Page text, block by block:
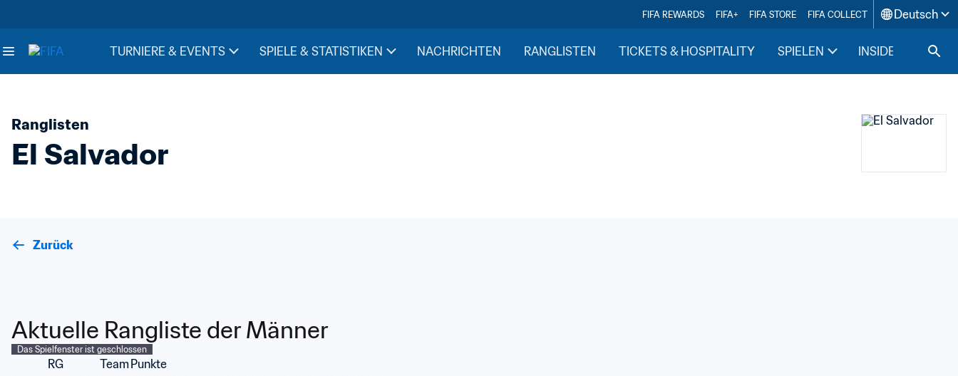
FIFA REWARDS FIFA+ FIFA STORE FIFA COLLECT Deutsch
TURNIERE & EVENTS SPIELE & STATISTIKEN NACHRICHTEN RANGLISTEN TICKETS & HOSPITALITY SPIELEN INSIDE FIFA
Ranglisten
El Salvador
Zurück
Aktuelle Rangliste der Männer
Das Spielfenster ist geschlossen
RG Team Punkte